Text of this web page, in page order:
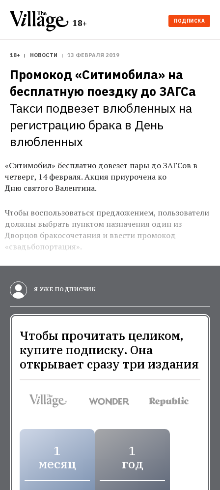
18+ ПОДПИСКА
18+ НОВОСТИ 13 ФЕВРАЛЯ 2019
Промокод «Ситимобила» на
бесплатную поездку до ЗАГСа
Такси подвезет влюбленных на
регистрацию брака в День
влюбленных
«Ситимобил» бесплатно довезет пары до ЗАГСов в
четверг, 14 февраля. Акция приурочена ко
Дню святого Валентина.
Чтобы воспользоваться предложением, пользователи
должны выбрать пунктом назначения один из
Дворцов бракосочетания и ввести промокод
«свадьбопортация».
Я УЖЕ ПОДПИСЧИК
Чтобы прочитать целиком,
купите подписку. Она
открывает сразу три издания
1
месяц
1
год